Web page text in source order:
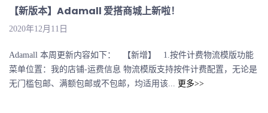
【新版本】Adamall 爱搭商城上新啦！
2020年12月11日
Adamall 本周更新内容如下： 【新增】 1.按件计费物流模版功能
菜单位置：我的店铺-运费信息 物流模版支持按件计费配置，无论是
无门槛包邮、满额包邮或不包邮，均适用该... 更多>>